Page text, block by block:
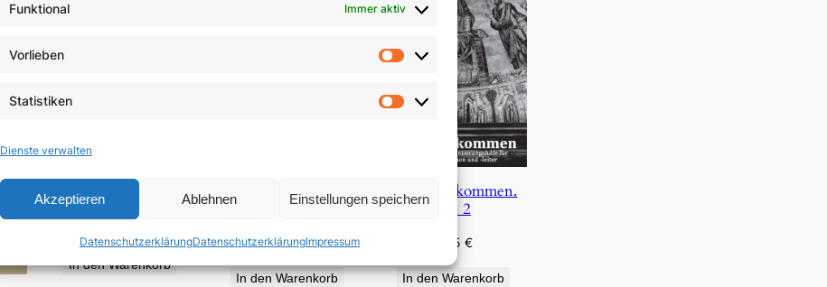
Funktional Immer aktiv
Vorlieben
Vorlieben
Statistiken
Statistiken
Dienste verwalten
Akzeptieren Ablehnen Einstellungen speichern
DatenschutzerklärungDatenschutzerklärungImpressum
Zeugen des Nordens
In den Warenkorb
Die Neuerfindung
des Menschen
19,95€
In den Warenkorb
Jesus, wir kommen.
Bd. 2
4,95€
In den Warenkorb